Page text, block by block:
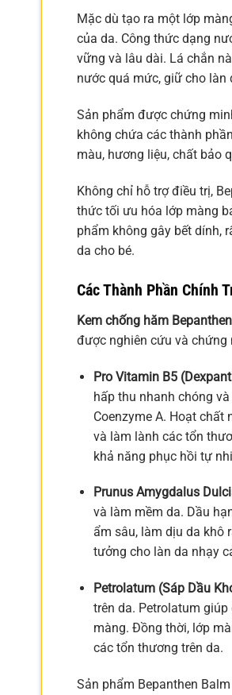
Mặc dù tạo ra một lớp
của da. Công thức dạng
vững và lâu dài. Lá chắn
nước quá mức, giữ cho làn
Sản phẩm được chứng
không chứa các thành
màu, hương liệu, chất bảo
Không chỉ hỗ trợ điều trị,
thức tối ưu hóa lớp màng
phẩm không gây bết dính,
da cho bé.
Các Thành Phần Chính
Kem chống hăm Bepanthen
được nghiên cứu và chứng
Pro Vitamin B5
hấp thu nhanh chóng
Coenzyme A. Hoạt
và làm lành các tổn
khả năng phục hồi tự
Prunus Amygdalus
và làm mềm da. Dầu
ẩm sâu, làm dịu da khô
tưởng cho làn da nhạy
Petrolatum (Sáp Dầu
trên da. Petrolatum
màng. Đồng thời, lớp
các tổn thương trên da.
Sản phẩm Bepanthen